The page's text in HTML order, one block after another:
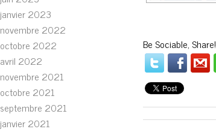
janvier 2023
novembre 2022
octobre 2022
avril 2022
novembre 2021
octobre 2021
septembre 2021
janvier 2021
Be Sociable, Share!